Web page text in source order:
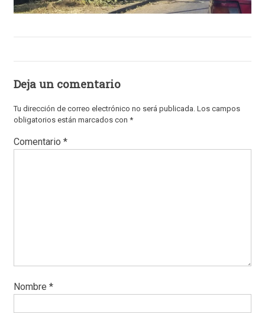
Deja un comentario
Tu dirección de correo electrónico no será publicada. Los campos
obligatorios están marcados con *
Comentario *
Nombre *